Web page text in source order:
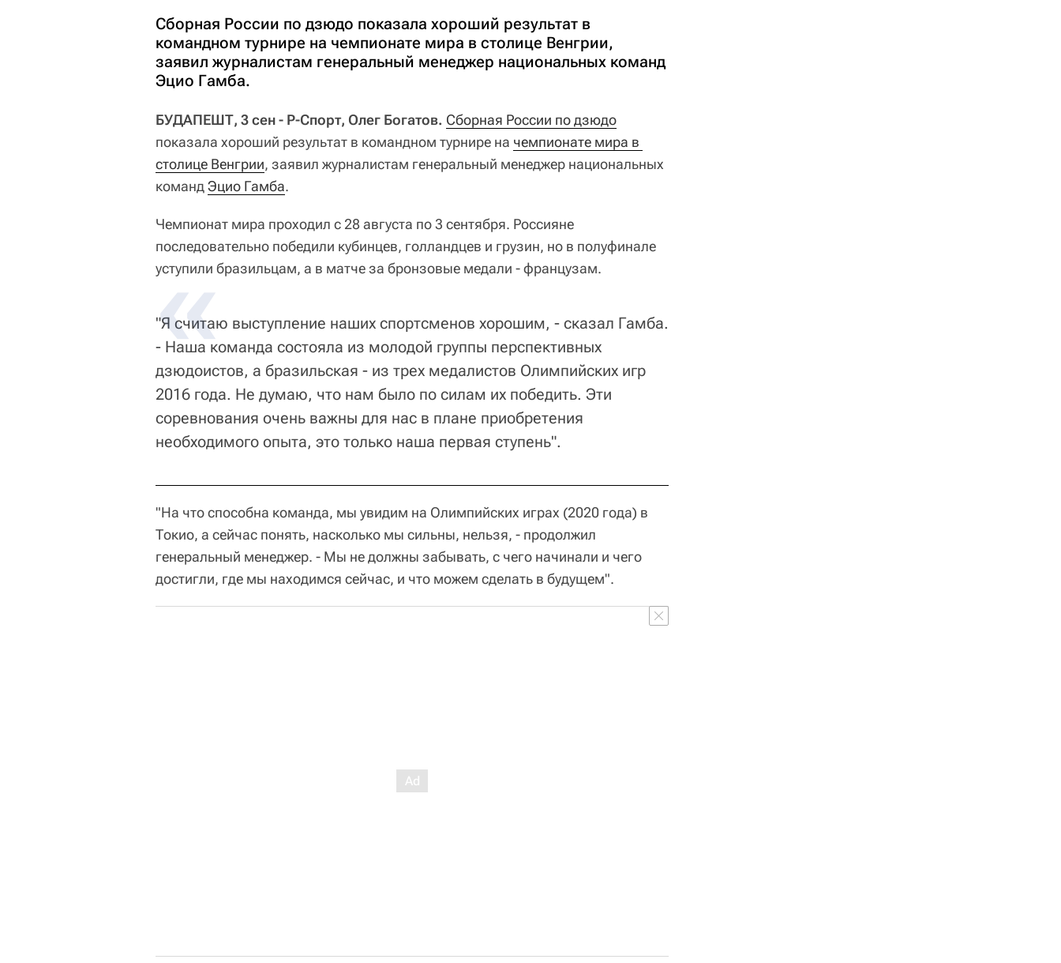
Сборная России по дзюдо показала хороший результат в
командном турнире на чемпионате мира в столице Венгрии,
заявил журналистам генеральный менеджер национальных команд
Эцио Гамба.
БУДАПЕШТ, 3 сен - Р-Спорт, Олег Богатов. Сборная России по дзюдо
показала хороший результат в командном турнире на чемпионате мира в
столице Венгрии, заявил журналистам генеральный менеджер национальных
командЭцио Гамба.
Чемпионат мира проходил с 28 августа по 3 сентября. Россияне
последовательно победили кубинцев, голландцев и грузин, но в полуфинале
уступили бразильцам, а в матче за бронзовые медали - французам.
"Я считаю выступление наших спортсменов хорошим, - сказал Гамба.
- Наша команда состояла из молодой группы перспективных
дзюдоистов, а бразильская - из трех медалистов Олимпийских игр
2016 года. Не думаю, что нам было по силам их победить. Эти
соревнования очень важны для нас в плане приобретения
необходимого опыта, это только наша первая ступень".
"На что способна команда, мы увидим на Олимпийских играх (2020 года) в
Токио, а сейчас понять, насколько мы сильны, нельзя, - продолжил
генеральный менеджер. - Мы не должны забывать, с чего начинали и чего
достигли, где мы находимся сейчас, и что можем сделать в будущем".